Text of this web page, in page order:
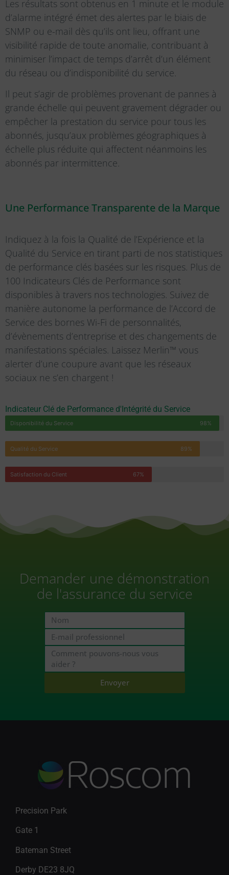
Les résultats sont obtenus en 1 minute et le module
d’alarme intégré émet des alertes par le biais de
SNMP ou e-mail dès qu’ils ont lieu, offrant une
visibilité rapide de toute anomalie, contribuant à
minimiser l’impact de temps d’arrêt d’un élément
du réseau ou d’indisponibilité du service.
Il peut s’agir de problèmes provenant de pannes à
grande échelle qui peuvent gravement dégrader ou
empêcher la prestation du service pour tous les
abonnés, jusqu’aux problèmes géographiques à
échelle plus réduite qui affectent néanmoins les
abonnés par intermittence.
Une Performance Transparente de la Marque
Indiquez à la fois la Qualité de l’Expérience et la
Qualité du Service en tirant parti de nos statistiques
de performance clés basées sur les risques. Plus de
100 Indicateurs Clés de Performance sont
disponibles à travers nos technologies. Suivez de
manière autonome la performance de l’Accord de
Service des bornes Wi-Fi de personnalités,
d’évènements d’entreprise et des changements de
manifestations spéciales. Laissez Merlin™ vous
alerter d’une coupure avant que les réseaux
sociaux ne s’en chargent !
Indicateur Clé de Performance d'Intégrité du Service
Disponibilité du Service 98%
Qualité du Service 89%
Satisfaction du Client 67%
Demander une démonstration
de l'assurance du service
Envoyer
Precision Park
Gate 1
Bateman Street
Derby DE23 8JQ